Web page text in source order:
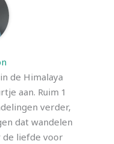
de Himalaya
aan. Ruim 1
verder,
dat wandelen
de liefde voor